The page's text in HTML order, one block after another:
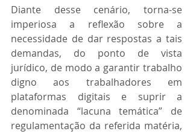
Diante desse cenário, torna-se
imperiosa a reflexão sobre a
necessidade de dar respostas a tais
demandas, do ponto de vista
jurídico, de modo a garantir trabalho
digno aos trabalhadores em
plataformas digitais e suprir a
denominada “lacuna temática” de
regulamentação da referida matéria,